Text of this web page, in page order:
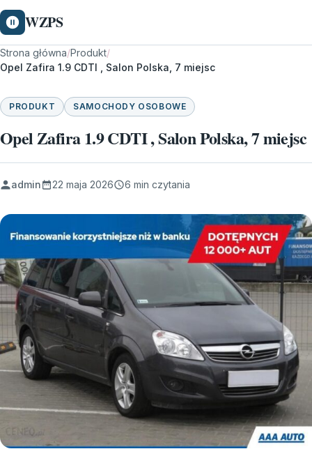
WZPS
Strona główna/Produkt/
Opel Zafira 1.9 CDTI , Salon Polska, 7 miejsc
PRODUKT SAMOCHODY OSOBOWE
Opel Zafira 1.9 CDTI , Salon Polska, 7 miejsc
admin 22 maja 2026 6 min czytania